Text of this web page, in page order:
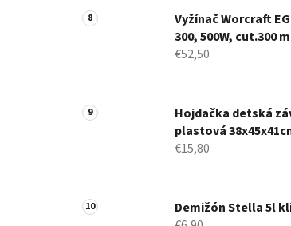
Vyžínač Worcraft
300, 500W, cut.300
€52,50
Hojdačka detská
plastová
€15,80
Demižón Stella 5l